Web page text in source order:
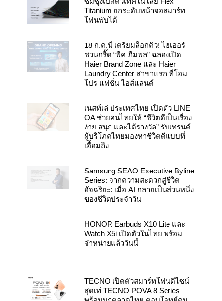
m
Titanium ยกระดับหน้าจอสมาร์ท
โฟนพับได้
18 ก.ค.นี้ เตรียมล็อกคิว! ไฮเออร์
ชวนกรี๊ด “พีค ภีมพล” ฉลองเปิด
Haier Brand Zone และ Haier
Laundry Center สาขาแรก ที่โฮม
โปร แฟชั่น ไอส์แลนด์
เนสท์เล่ ประเทศไทย เปิดตัว LINE
OA ช่วยคนไทยให้ “ชีวิตดีเป็นเรื่อง
ง่าย สนุก และได้รางวัล” รับเทรนด์
ผู้บริโภคไทยมองหาชีวิตดีแบบที่
เอื้อมถึง
Samsung SEAO Executive Byline
Series: จากความสะดวกสู่ชีวิต
อัจฉริยะ: เมื่อ AI กลายเป็นส่วนหนึ่ง
ของชีวิตประจำวัน
HONOR Earbuds X10 Lite และ
Watch X5i เปิดตัวในไทย พร้อม
จำหน่ายแล้ววันนี้
สุดเท่ TECNO POVA 8 Series
พร้อมบุกตลาดไทย ตอบโจทย์คน
รุ่นใหม่ วางจำหน่ายแล้ววันนี้